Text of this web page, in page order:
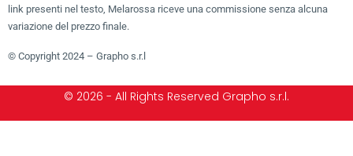
link presenti nel testo, Melarossa riceve una commissione senza alcuna
variazione del prezzo finale.
© Copyright 2024 – Grapho s.r.l
© 2026 - All Rights Reserved Grapho s.r.l.